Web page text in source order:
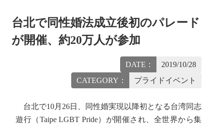
台北で同性婚法成立後初のパレード
が開催、約20万人が参加
DATE：
2019/10/28
CATEGORY：
プライドイベント
台北で10月26日、同性婚実現以降初となる台湾同志
遊行（Taipe LGBT Pride）が開催され、全世界から集